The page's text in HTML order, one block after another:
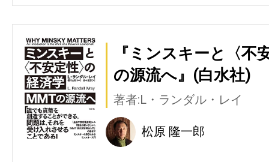
『ミンスキーと〈不
の源流へ』(白水社)
著者:L・ランダル・レイ
松原 隆一郎